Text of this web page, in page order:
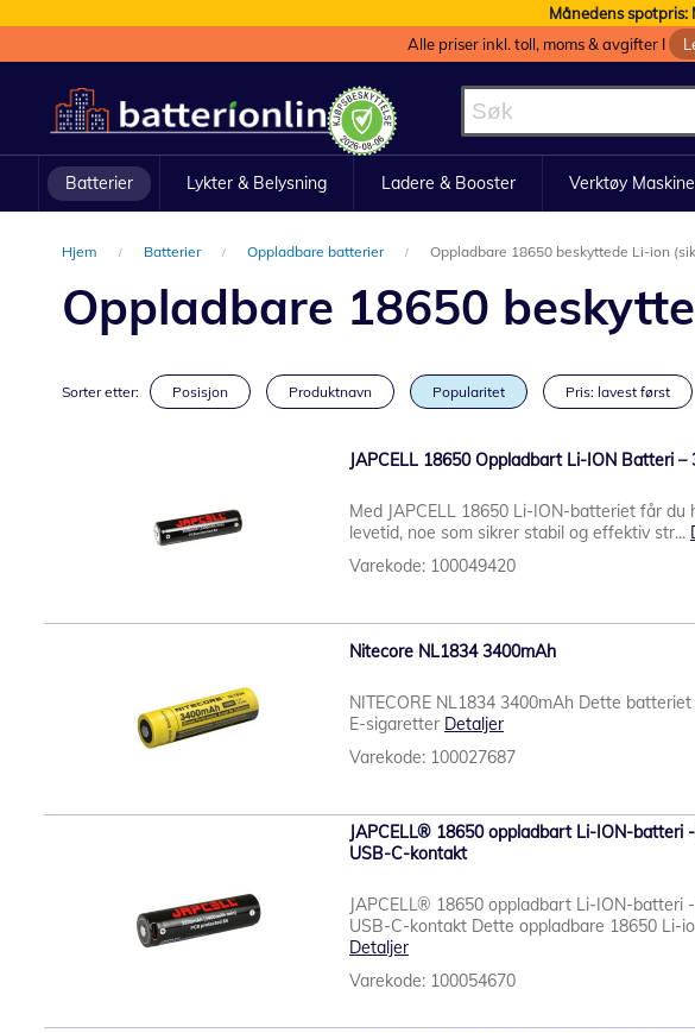
Månedens spotpris:
Alle priser inkl. toll, moms & avgifter I
til
innhold
Batterier Lykter & Belysning Ladere & Booster Verktøy
Hjem Batterier Oppladbare batterier Oppladbare 18650 beskyttede Li-ion
Oppladbare 18650
Sorter etter: Posisjon Produktnavn Popularitet Pris: lavest først
JAPCELL 18650 Oppladbart Li-ION Batteri –
Med JAPCELL 18650 Li-ION-batteriet får du
levetid, noe som sikrer stabil og effektiv str...
Varekode: 100049420
Nitecore NL1834 3400mAh
NITECORE NL1834 3400mAh Dette
E-sigaretter Detaljer
Varekode: 100027687
JAPCELL® 18650 oppladbart Li-ION-batteri
USB-C-kontakt
JAPCELL® 18650 oppladbart Li-ION-batteri
USB-C-kontakt Dette oppladbare 18650 Li-
Detaljer
Varekode: 100054670